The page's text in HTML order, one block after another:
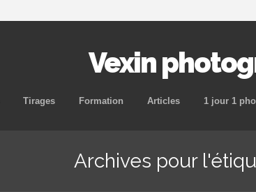
Vexin
Aller
principal
Tirages Formation Articles 1 jour 1
Archives pour